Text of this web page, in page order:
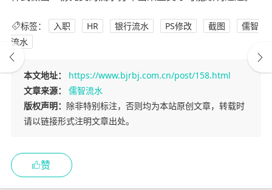
标签： 入职 HR 银行流水 PS修改 截图
儒智
流水
本文地址：
https://www.bjrbj.com.cn/post/158.html
文章来源：
儒智流水
版权声明： 除非特别标注，否则均为本站原创文章，转载时
请以链接形式注明文章出处。
赞